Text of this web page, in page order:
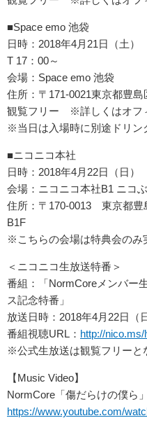
■Space emo 池袋
日時：2018年4月21日（土
T 17：00～
会場：Space emo 池袋
住所：〒171-0021東京都豊
観覧フリー ※詳しくはオフ
※当日は入場時に別途ドリン
■ニコニコ本社
日時：2018年4月22日（日
会場：ニコニコ本社B1 ニコ
住所：〒170-0013 東京都豊
B1F
※こちらの会場は特典会のみ
＜ニコニコ生放送特番＞
番組：「NormCoreメンバー
ス記念特番」
放送日時：2018年4月22日（
番組視聴URL： http://
※公式生放送は観覧フリーと
【Music Video】
NormCore「傷だらけの僕ら
https://www.youtube.com/